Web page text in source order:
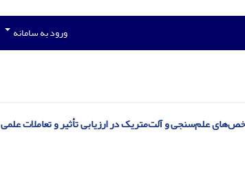
ورود به سامانه
علم‌سنجی و آلت‌متریک در ارزیابی تأثیر و تعاملات علمی